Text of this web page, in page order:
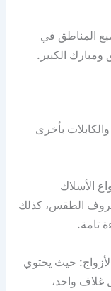
المناطق في
ومبارك الكبير.
بأخرى
الأسلاك
ظروف الطقس، كذلك
تامة.
حيث يحتوي
غلاف واحد،